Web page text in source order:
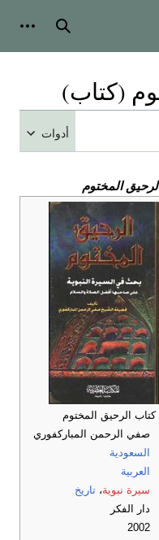
بحث
(كتاب)
أدوات
المختوم
الرحيق المختوم
صفي الرحمن المباركفوري
السعودية
العربية
سيرة نبوية، تاريخ
دار الفكر
2002